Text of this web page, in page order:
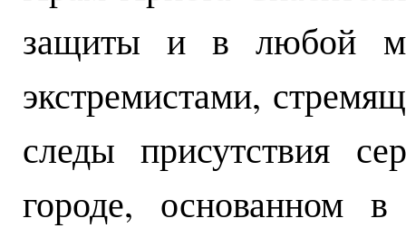
защиты и в любой
экстремистами,
следы присутствия
городе, основанном